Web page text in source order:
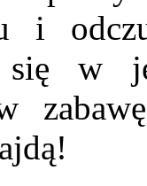
i
się w
w